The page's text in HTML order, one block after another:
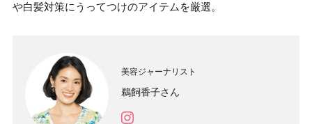
や白髪対策にうってつけのアイテムを厳選。
美容ジャーナリスト
鵜飼香子さん